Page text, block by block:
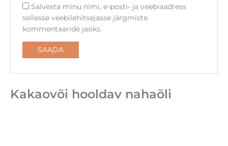
Salvesta minu nimi, e-posti- ja veebiaadress
sellesse veebilehitsejasse järgmiste
kommentaaride jaoks.
Kakaovõi hooldav nahaõli